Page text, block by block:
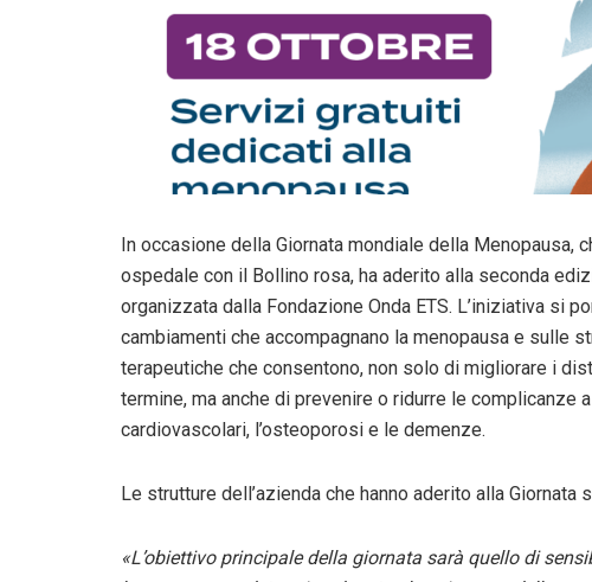
In occasione della Giornata mondiale della Menopausa,
ospedale con il Bollino rosa, ha aderito alla seconda
organizzata dalla Fondazione Onda ETS. L’iniziativa si
cambiamenti che accompagnano la menopausa e sulle
terapeutiche che consentono, non solo di migliorare i
termine, ma anche di prevenire o ridurre le complicanze
cardiovascolari, l’osteoporosi e le demenze.
Le strutture dell’azienda che hanno aderito alla
«L’obiettivo principale della giornata sarà quello di